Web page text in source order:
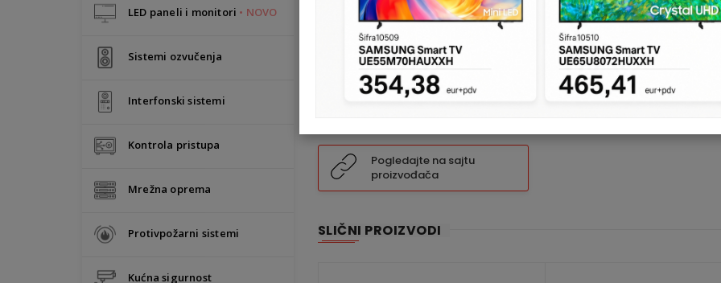
LED paneli i monitori • NOVO
Sistemi ozvučenja
Interfonski sistemi
Kontrola pristupa
Mrežna oprema
Protivpožarni sistemi
Kućna sigurnost
Pogledajte na sajtu
proizvođača
SLIČNI PROIZVODI